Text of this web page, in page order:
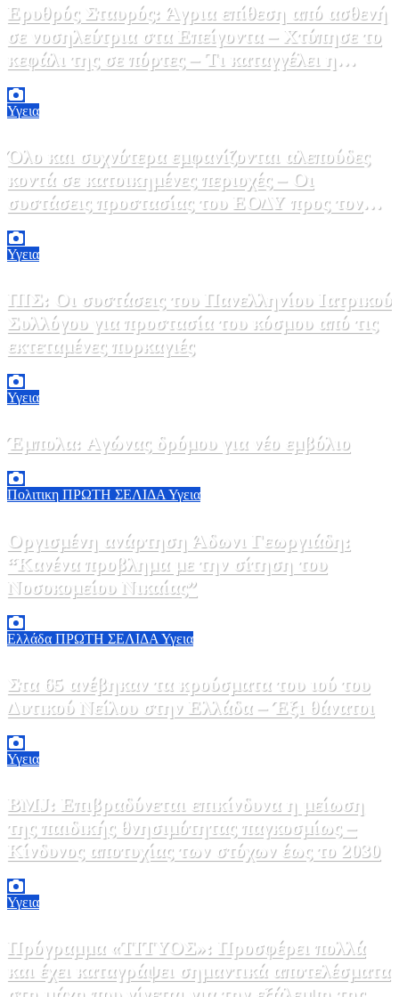
Ερυθρός Σταυρός: Άγρια επίθεση από ασθενή
σε νοσηλεύτρια στα Επείγοντα – Χτύπησε το
κεφάλι της σε πόρτες – Τι καταγγέλει η
ΠΟΕΔΗΝ
Υγεια
Όλο και συχνότερα εμφανίζονται αλεπούδες
κοντά σε κατοικημένες περιοχές – Οι
συστάσεις προστασίας του ΕΟΔΥ προς τον
κόσμο
Υγεια
ΠΙΣ: Οι συστάσεις του Πανελληνίου Ιατρικού
Συλλόγου για προστασία του κόσμου από τις
εκτεταμένες πυρκαγιές
Υγεια
Έμπολα: Αγώνας δρόμου για νέο εμβόλιο
Πολιτικη ΠΡΩΤΗ ΣΕΛΙΔΑΥγεια
Οργισμένη ανάρτηση Άδωνι Γεωργιάδη:
“Κανένα προβλημα με την σίτηση του
Νοσοκομείου Νικαίας”
Ελλάδα ΠΡΩΤΗ ΣΕΛΙΔΑ Υγεια
Στα 65 ανέβηκαν τα κρούσματα του ιού του
Δυτικού Νείλου στην Ελλάδα – Έξι θάνατοι
Υγεια
BMJ: Επιβραδύνεται επικίνδυνα η μείωση
της παιδικής θνησιμότητας παγκοσμίως –
Κίνδυνος αποτυχίας των στόχων έως το 2030
Υγεια
Πρόγραμμα «ΤΙΤΥΟΣ»: Προσφέρει πολλά
και έχει καταγράψει σημαντικά αποτελέσματα